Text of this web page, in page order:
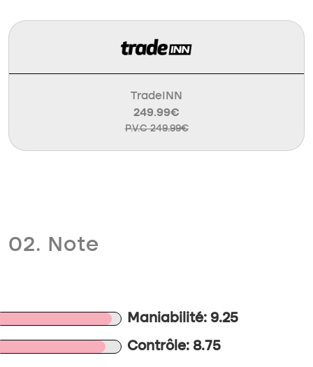
TradeINN
249.99€
P.V.C 249.99€
02. Note
Maniabilité: 9.25
Contrôle: 8.75